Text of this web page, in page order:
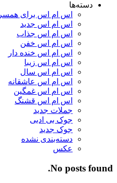
دسته‌ها
اس ام اس برای همسر
اس ام اس جدید
اس ام اس جذاب
اس ام اس خفن
اس ام اس خنده دار
اس ام اس زیبا
اس ام اس سال
اس ام اس عاشقانه
اس ام اس غمگین
اس ام اس قشنگ
جملات جدید
جوک بی ادبی
جوک جدید
دسته‌بندی نشده
عکس
No posts found.